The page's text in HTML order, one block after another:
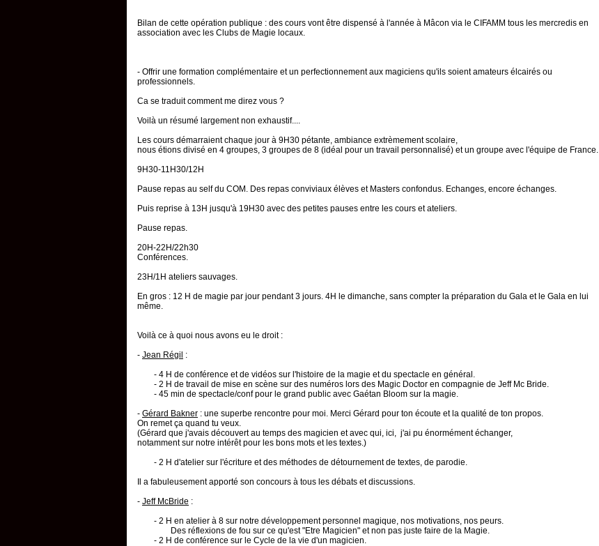
Bilan de cette opération publique : des cours vont être dispensé à l'année à Mâcon via le CIFAMM tous les mercredis en
association avec les Clubs de Magie locaux.
- Offrir une formation complémentaire et un perfectionnement aux magiciens qu'ils soient amateurs élcairés ou
professionnels.
Ca se traduit comment me direz vous ?
Voilà un résumé largement non exhaustif....
Les cours démarraient chaque jour à 9H30 pétante, ambiance extrèmement scolaire,
nous étions divisé en 4 groupes, 3 groupes de 8 (idéal pour un travail personnalisé) et un groupe avec l'équipe de France.
9H30-11H30/12H
Pause repas au self du COM. Des repas conviviaux élèves et Masters confondus. Echanges, encore échanges.
Puis reprise à 13H jusqu'à 19H30 avec des petites pauses entre les cours et ateliers.
Pause repas.
20H-22H/22h30
Conférences.
23H/1H ateliers sauvages.
En gros : 12 H de magie par jour pendant 3 jours. 4H le dimanche, sans compter la préparation du Gala et le Gala en lui
même.
Voilà ce à quoi nous avons eu le droit :
- Jean Régil :
- 4 H de conférence et de vidéos sur l'histoire de la magie et du spectacle en général.
- 2 H de travail de mise en scène sur des numéros lors des Magic Doctor en compagnie de Jeff Mc Bride.
- 45 min de spectacle/conf pour le grand public avec Gaétan Bloom sur la magie.
- Gérard Bakner : une superbe rencontre pour moi. Merci Gérard pour ton écoute et la qualité de ton propos.
On remet ça quand tu veux.
(Gérard que j'avais découvert au temps des magicien et avec qui, ici, j'ai pu énormément échanger,
notamment sur notre intérêt pour les bons mots et les textes.)
- 2 H d'atelier sur l'écriture et des méthodes de détournement de textes, de parodie.
Il a fabuleusement apporté son concours à tous les débats et discussions.
- Jeff McBride :
- 2 H en atelier à 8 sur notre développement personnel magique, nos motivations, nos peurs.
Des réflexions de fou sur ce qu'est "Etre Magicien" et non pas juste faire de la Magie.
- 2 H de conférence sur le Cycle de la vie d'un magicien.